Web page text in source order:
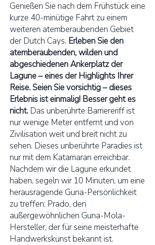
Genießen Sie nach dem Frühstück eine
kurze 40-minütige Fahrt zu einem
weiteren atemberaubenden Gebiet
der Dutch Cays. Erleben Sie den
atemberaubenden, wilden und
abgeschiedenen Ankerplatz der
Lagune – eines der Highlights Ihrer
Reise. Seien Sie vorsichtig – dieses
Erlebnis ist einmalig! Besser geht es
nicht. Das unberührte Barriereriff ist
nur wenige Meter entfernt und von
Zivilisation weit und breit nicht zu
sehen. Dieses unberührte Paradies ist
nur mit dem Katamaran erreichbar.
Nachdem wir die Lagune erkundet
haben, segeln wir 10 Minuten, um eine
herausragende Guna-Persönlichkeit
zu treffen: Prado, den
außergewöhnlichen Guna-Mola-
Hersteller, der für seine meisterhafte
Handwerkskunst bekannt ist.